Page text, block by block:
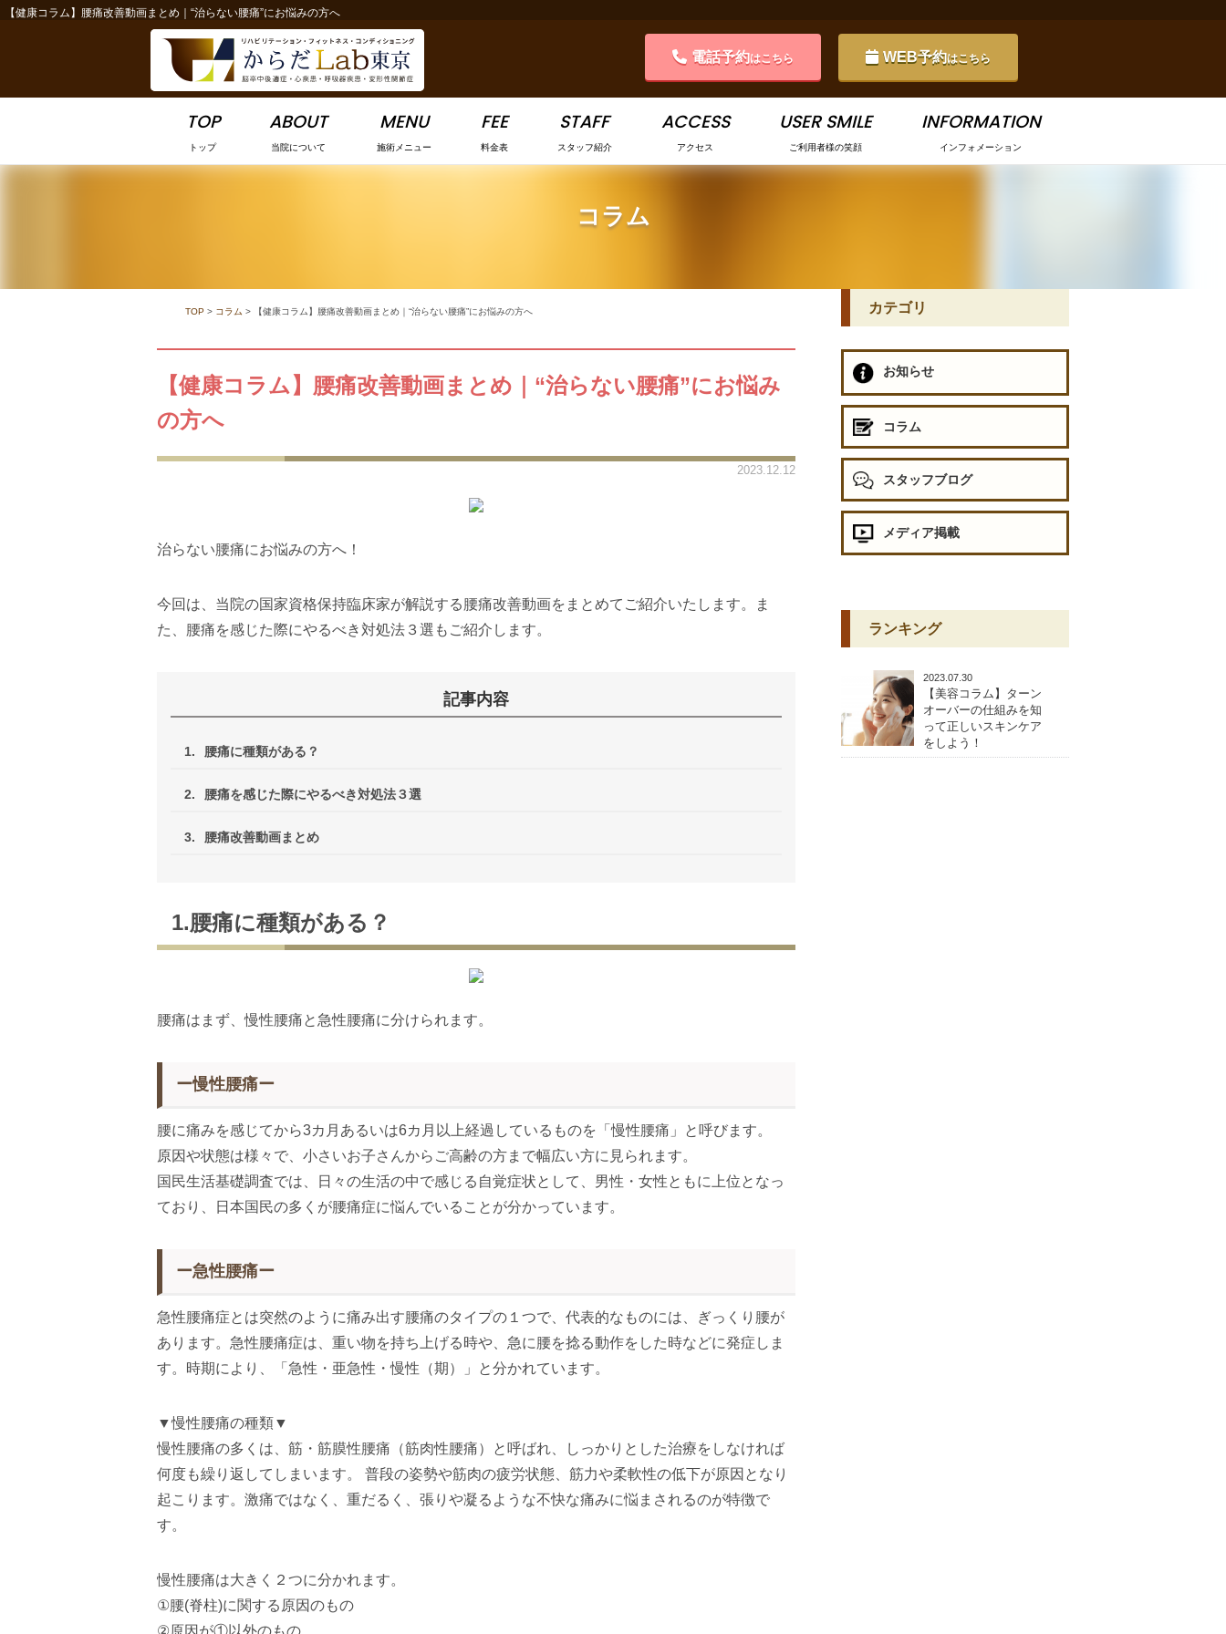
【健康コラム】腰痛改善動画まとめ｜“治らない腰痛”にお悩みの方へ
電話予約はこちら WEB予約はこちら
TOP
トップ
ABOUT
当院について
MENU
施術メニュー
FEE
料金表
STAFF
スタッフ紹介
ACCESS
アクセス
USER SMILE
ご利用者様の笑顔
INFORMATION
インフォメーション
コラム
TOP > コラム > 【健康コラム】腰痛改善動画まとめ｜“治らない腰痛”にお悩みの方へ
【健康コラム】腰痛改善動画まとめ｜“治らない腰痛”にお悩み
の方へ
2023.12.12
治らない腰痛にお悩みの方へ！
今回は、当院の国家資格保持臨床家が解説する腰痛改善動画をまとめてご紹介いたします。ま
た、腰痛を感じた際にやるべき対処法３選もご紹介します。
記事内容
1. 腰痛に種類がある？
2. 腰痛を感じた際にやるべき対処法３選
3. 腰痛改善動画まとめ
1.腰痛に種類がある？
腰痛はまず、慢性腰痛と急性腰痛に分けられます。
ー慢性腰痛ー
腰に痛みを感じてから3カ月あるいは6カ月以上経過しているものを「慢性腰痛」と呼びます。
原因や状態は様々で、小さいお子さんからご高齢の方まで幅広い方に見られます。
国民生活基礎調査では、日々の生活の中で感じる自覚症状として、男性・女性ともに上位となっ
ており、日本国民の多くが腰痛症に悩んでいることが分かっています。
ー急性腰痛ー
急性腰痛症とは突然のように痛み出す腰痛のタイプの１つで、代表的なものには、ぎっくり腰が
あります。急性腰痛症は、重い物を持ち上げる時や、急に腰を捻る動作をした時などに発症しま
す。時期により、「急性・亜急性・慢性（期）」と分かれています。
▼慢性腰痛の種類▼
慢性腰痛の多くは、筋・筋膜性腰痛（筋肉性腰痛）と呼ばれ、しっかりとした治療をしなければ
何度も繰り返してしまいます。 普段の姿勢や筋肉の疲労状態、筋力や柔軟性の低下が原因となり
起こります。激痛ではなく、重だるく、張りや凝るような不快な痛みに悩まされるのが特徴で
す。
慢性腰痛は大きく２つに分かれます。
①腰(脊柱)に関する原因のもの
②原因が①以外のもの
カテゴリ
お知らせ
コラム
スタッフブログ
メディア掲載
ランキング
2023.07.30
【美容コラム】ターン
オーバーの仕組みを知
って正しいスキンケア
をしよう！